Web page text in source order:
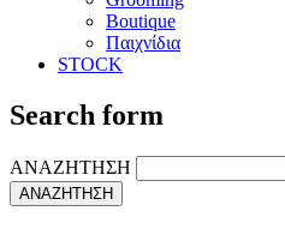
Boutique
Παιχνίδια
STOCK
Search form
ΑΝΑΖΗΤΗΣΗ